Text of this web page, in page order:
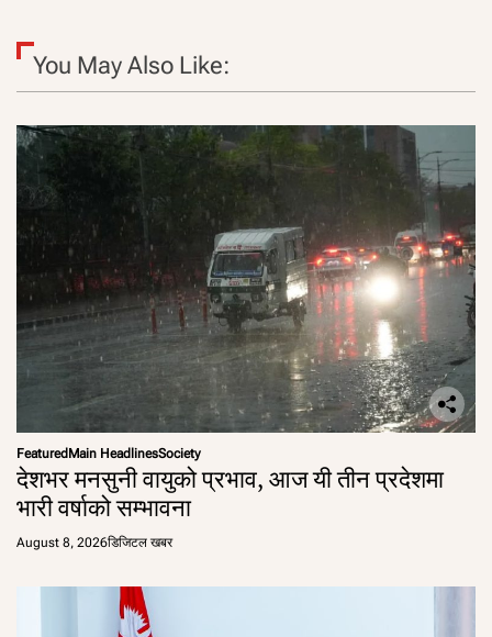
You May Also Like:
Featured Main HeadlinesSociety
देशभर मनसुनी वायुको प्रभाव, आज यी तीन प्रदेशमा
भारी वर्षाको सम्भावना
August 8, 2026डिजिटल खबर